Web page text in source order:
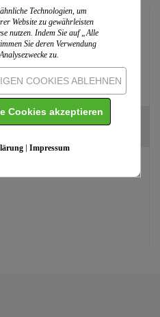
(10,53 EUR/Liter),...
7,90 EUR
Technologien, um
Website zu gewährleisten
nutzen. Indem Sie auf „Alle
Sie deren Verwendung
zu.
COOKIES ABLEHNEN
Cookies akzeptieren
| Impressum